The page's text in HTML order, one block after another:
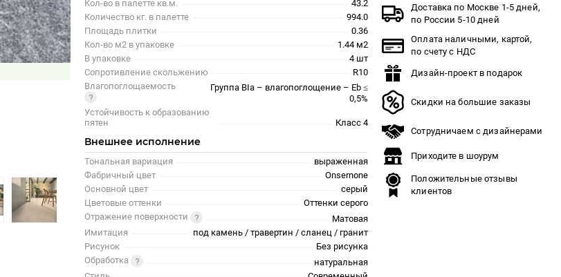
Кол-во в палетте кв.м.
43.2
Количество кг. в палетте
994.0
Площадь плитки
0.36
Кол-во м2 в упаковке
1.44 м2
В упаковке
4 шт
Сопротивление скольжению
R10
Влагопоглощаемость
Группа BIa – влагопоглощение – Eb ≤
0,5%
Устойчивость к образованию
пятен
Класс 4
Внешнее исполнение
Тональная вариация
выраженная
Фабричный цвет
Onsernone
Основной цвет
серый
Цветовые оттенки
Оттенки серого
Отражение поверхности
Матовая
Имитация
под камень / травертин / сланец / гранит
Рисунок
Без рисунка
Обработка
натуральная
Доставка по Москве 1-5 дней,
по России 5-10 дней
Оплата наличными, картой,
по счету с НДС
Дизайн-проект в подарок
Скидки на большие заказы
Сотрудничаем с дизайнерами
Приходите в шоурум
Положительные отзывы
клиентов